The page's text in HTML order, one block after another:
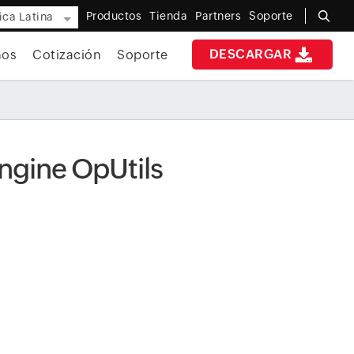
Latina Productos Tienda Partners Soporte
DESCARGAR
Cotización Soporte
OpUtils